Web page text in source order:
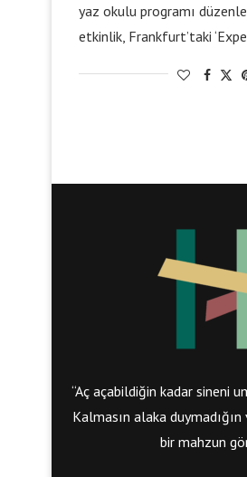
yaz okulu programı
etkinlik, Frankfurt’taki
“Aç açabildiğin kadar sineni
Kalmasın alaka
bir mahzun